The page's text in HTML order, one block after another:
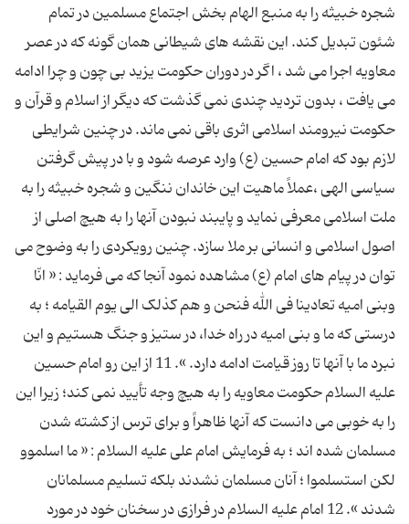
شجره خبیثه را به منبع الهام بخش اجتماع مسلمین در تمام
شئون تبدیل کند. این نقشه های شیطانی همان گونه که در عصر
معاویه اجرا می شد ، اگر در دوران حکومت یزید بی چون و چرا ادامه
می یافت ، بدون تردید چندی نمی گذشت که دیگر از اسلام و قرآن و
حکومت نیرومند اسلامی اثری باقی نمی ماند. در چنین شرایطی
لازم بود که امام حسین (ع) وارد عرصه شود و با در پیش گرفتن
سیاسی الهی ،عملاً ماهیت این خاندان ننگین و شجره خبیثه را به
ملت اسلامی معرفی نماید و پایبند نبودن آنها را به هیچ اصلی از
اصول اسلامی و انسانی بر ملا سازد. چنین رویکردی را به وضوح می
توان در پیام های امام (ع) مشاهده نمود آنجا که می فرماید : « انّا
وبنی امیه تعادینا فی الله فنحن و هم کذلک الی یوم القیامه ؛ به
درستی که ما و بنی امیه در راه خدا، در ستیز و جنگ هستیم و این
نبرد ما با آنها تا روز قیامت ادامه دارد. ». 11 از این رو امام حسین
علیه السلام حکومت معاویه را به هیچ وجه تأیید نمی کند؛ زیرا این
را به خوبی می دانست که آنها ظاهراً و برای ترس از کشته شدن
مسلمان شده اند ؛ به فرمایش امام علی علیه السلام : « ما اسلموو
لکن استسلموا ؛ آنان مسلمان نشدند بلکه تسلیم مسلمانان
شدند ». 12 امام علیه السلام در فرازی در سخنان خود در مورد